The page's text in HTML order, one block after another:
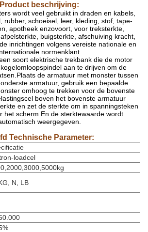
Product beschrijving:
wordt veel gebruikt in draden en kabels,
rubber, schoeisel, leer, kleding, stof, tape-
apotheek enzovoort, voor treksterkte,
buigsterkte, afschuiving kracht,
inrichtingen volgens vereiste nationale en
normenklant.
soort elektrische trekbank die de motor
aan te drijven om de
de armatuur met monster tussen
armatuur, gebruik een bepaalde
omhoog te trekken voor de bovenste
boven het bovenste armatuur
en zet de sterkte om in spanningsteken
het scherm.En de sterktewaarde wordt
weergegeven.
Technische Parameter:
loadcel
N, LB